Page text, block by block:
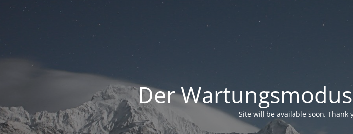
Der
Site will be available soon. Thank